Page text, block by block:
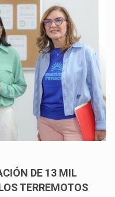
DE 13 MIL
TERREMOTOS